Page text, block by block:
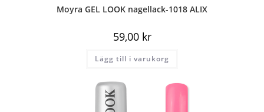
Moyra GEL LOOK nagellack-1018 ALIX
59,00 kr
Lägg till i varukorg